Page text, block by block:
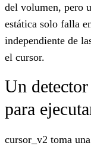
del volumen, pero
estática solo falla
independiente de
el cursor.
Un
para
cursor_v2 toma